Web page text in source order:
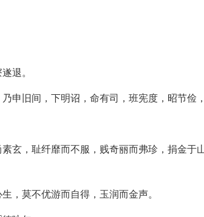
退。
申旧间，下明诏，命有司，班宪度，昭节俭
玄，耻纤靡而不服，贱奇丽而弗珍，捐金于
，莫不优游而自得，玉润而金声。